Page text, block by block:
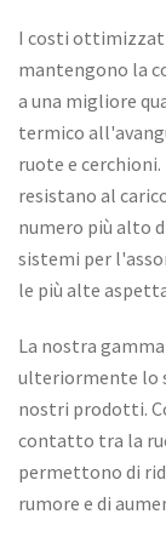
I costi
mantengono la
a una migliore
termico
ruote e
resistano al
numero più alto
sistemi per
le più alte
La nostra
ulteriormente lo
nostri prodotti.
contatto tra la
permettono di
rumore e di